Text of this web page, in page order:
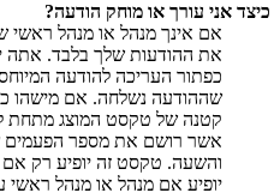
כיצד אני עורך או מוחק הודעה?
אם אינך מנהל או מנהל ראשי
את ההודעות שלך בלבד. אתה
כפתור העריכה להודעה
שההודעה נשלחה. אם מישהו
קטנה של טקסט המוצג מתחת
אשר רושם את מספר
והשעה. טקסט זה יופיע רק
יופיע אם מנהל או מנהל